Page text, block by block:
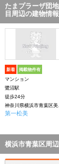
たまプラーザ団
目周辺の建物情報
新着 掲載物件有
マンション
鷺沼駅
徒歩24分
第一松美
横浜市青葉区周